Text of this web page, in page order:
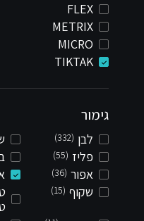
FLEX
METRIX
MICRO
TIKTAK
גימור
לבן (332)
פליז (55)
אפור (36)
שקוף (15)